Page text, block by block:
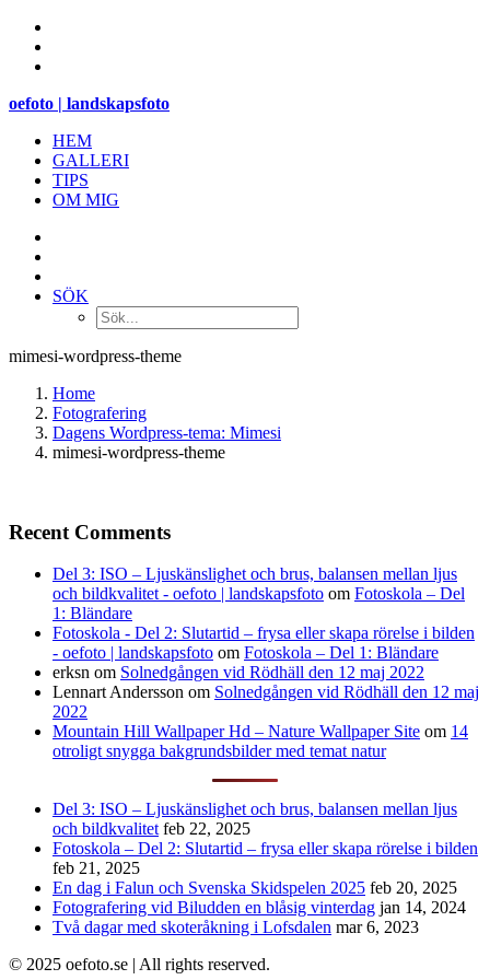
oefoto | landskapsfoto
HEM
GALLERI
TIPS
OM MIG
SÖK
mimesi-wordpress-theme
Home
Fotografering
Dagens Wordpress-tema: Mimesi
mimesi-wordpress-theme
Recent Comments
Del 3: ISO – Ljuskänslighet och brus, balansen mellan ljus
och bildkvalitet - oefoto | landskapsfoto om Fotoskola – Del
1: Bländare
Fotoskola - Del 2: Slutartid – frysa eller skapa rörelse i bilden
- oefoto | landskapsfoto om Fotoskola – Del 1: Bländare
erksn om Solnedgången vid Rödhäll den 12 maj 2022
Lennart Andersson om Solnedgången vid Rödhäll den 12 maj
2022
Mountain Hill Wallpaper Hd – Nature Wallpaper Site om 14
otroligt snygga bakgrundsbilder med temat natur
Del 3: ISO – Ljuskänslighet och brus, balansen mellan ljus
och bildkvalitet feb 22, 2025
Fotoskola – Del 2: Slutartid – frysa eller skapa rörelse i bilden
feb 21, 2025
En dag i Falun och Svenska Skidspelen 2025 feb 20, 2025
Fotografering vid Biludden en blåsig vinterdag jan 14, 2024
Två dagar med skoteråkning i Lofsdalen mar 6, 2023
© 2025 oefoto.se | All rights reserved.